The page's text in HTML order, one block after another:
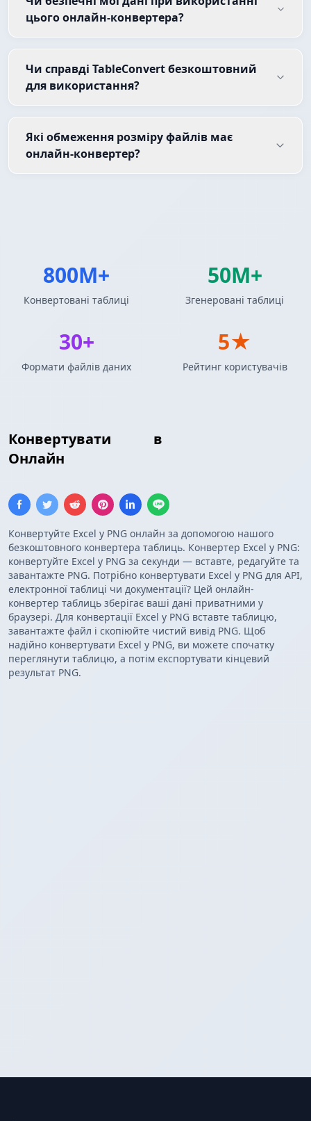
Конвертувати в
Онлайн
Конвертуйте Excel у PNG онлайн за допомогою нашого
безкоштовного конвертера таблиць. Конвертер Excel у PNG:
конвертуйте Excel у PNG за секунди — вставте, редагуйте та
завантажте PNG. Потрібно конвертувати Excel у PNG для API,
електронної таблиці чи документації? Цей онлайн-
конвертер таблиць зберігає ваші дані приватними у
браузері. Для конвертації Excel у PNG вставте таблицю,
завантажте файл і скопіюйте чистий вивід PNG. Щоб
надійно конвертувати Excel у PNG, ви можете спочатку
переглянути таблицю, а потім експортувати кінцевий
результат PNG.
цього онлайн-конвертера?
Чи справді TableConvert безкоштовний
для використання?
Які обмеження розміру файлів має
онлайн-конвертер?
800M+
Конвертовані таблиці
50M+
Згенеровані таблиці
30+
Формати файлів даних
5★
Рейтинг користувачів